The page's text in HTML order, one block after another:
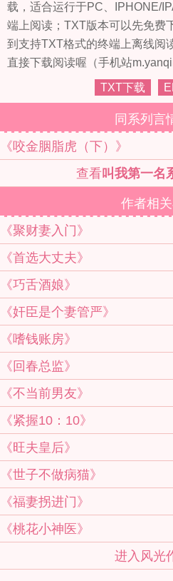
载，适合运行于PC、IPHONE/
端上阅读；TXT版本可以先免费
到支持TXT格式的终端上离线阅
直接下载阅读喔（手机站
TXT下载
同系列言
《咬金胭脂虎（下）》
查看叫我第一名
作者相
《聚财妻入门》
《首选大丈夫》
《巧舌酒娘》
《奸臣是个妻管严》
《嗜钱账房》
《回春总监》
《不当前男友》
《紧握10：10》
《旺夫皇后》
《世子不做病猫》
《福妻拐进门》
《桃花小神医》
进入风光